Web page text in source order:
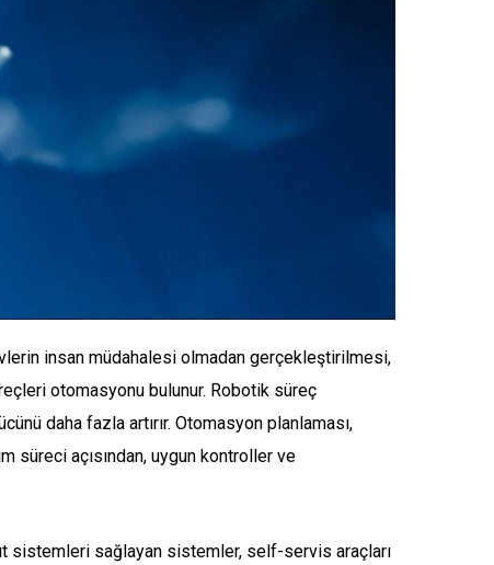
insan müdahalesi olmadan gerçekleştirilmesi,
otomasyonu bulunur. Robotik süreç
daha fazla artırır. Otomasyon planlaması,
süreci açısından, uygun kontroller ve
sistemleri sağlayan sistemler, self-servis araçları